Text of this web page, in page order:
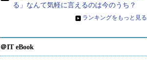
る」なんて気軽に言えるのは今のうち？
» ランキングをもっと見る
＠IT eBook